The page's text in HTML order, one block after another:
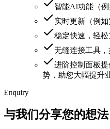
智能AI功能（例
实时更新（例如
稳定快速，轻
无缝连接工具
进阶控制面板
势，助您大幅提升
Enquiry
与我们分享您的想法